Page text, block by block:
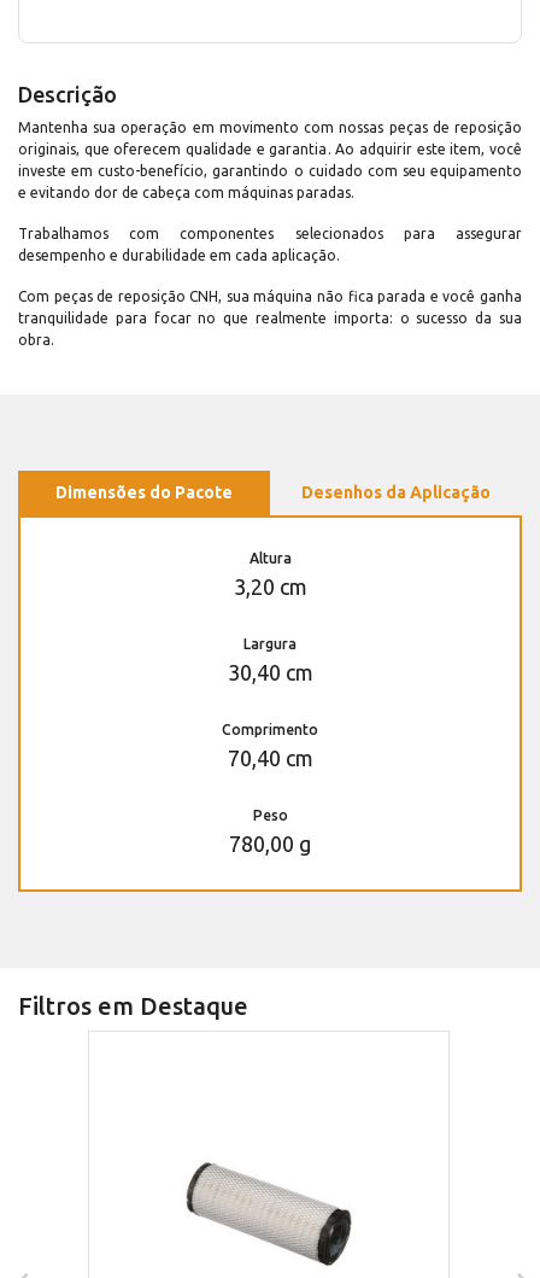
Descrição
Mantenha sua operação em movimento com nossas peças de reposição
originais, que oferecem qualidade e garantia. Ao adquirir este item, você
investe em custo-benefício, garantindo o cuidado com seu equipamento
e evitando dor de cabeça com máquinas paradas.
Trabalhamos com componentes selecionados para assegurar
desempenho e durabilidade em cada aplicação.
Com peças de reposição CNH, sua máquina não fica parada e você ganha
tranquilidade para focar no que realmente importa: o sucesso da sua
obra.
Dimensões do Pacote Desenhos da Aplicação
Altura
3,20 cm
Largura
30,40 cm
Comprimento
70,40 cm
Peso
780,00 g
Filtros em Destaque